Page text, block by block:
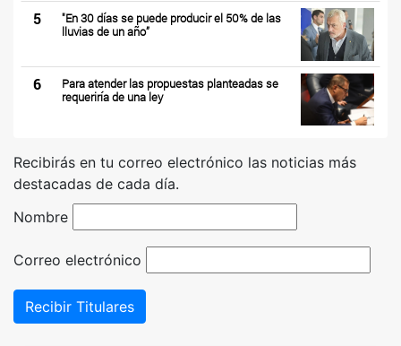
5
"En 30 días se puede producir el 50% de las
lluvias de un año”
6
Para atender las propuestas planteadas se
requeriría de una ley
Recibirás en tu correo electrónico las noticias más
destacadas de cada día.
Nombre
Correo electrónico
Recibir Titulares